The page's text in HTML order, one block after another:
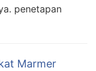
penetapan
Marmer